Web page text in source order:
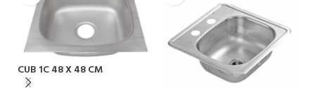
CUB 1C 48 X 48 CM